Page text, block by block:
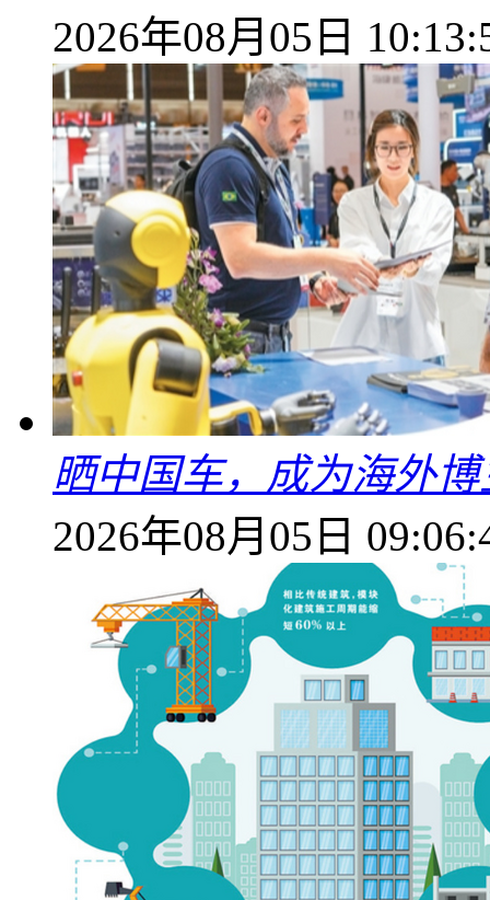
2026年08月05日
晒中国车，成为海外
2026年08月05日